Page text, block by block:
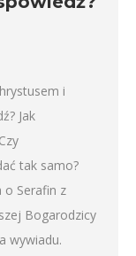
i
Jak
tak samo?
o Serafin z
Bogarodzicy
wywiadu.